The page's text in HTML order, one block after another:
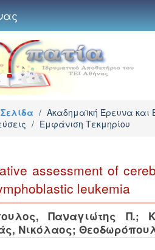
/ Ακαδημαϊκή Έρευνα και
/ Εμφάνιση Τεκμηρίου
assessment of
leukemia
Παναγιώτης Π.;
Νικόλαος;